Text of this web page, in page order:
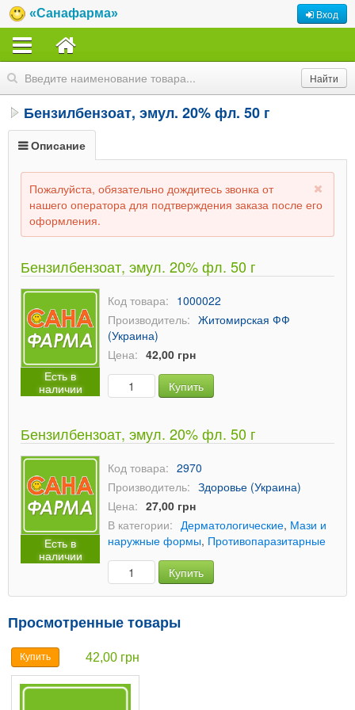
«Санафарма» Вход
Бензилбензоат, эмул. 20% фл. 50 г
Описание
Пожалуйста, обязательно дождитесь звонка от
нашего оператора для подтверждения заказа после его
оформления.
Бензилбензоат, эмул. 20% фл. 50 г
Есть в
наличии
Код товара: 1000022
Производитель: Житомирская ФФ
(Украина)
Цена: 42,00 грн
Купить
Бензилбензоат, эмул. 20% фл. 50 г
Есть в
наличии
Код товара: 2970
Производитель: Здоровье (Украина)
Цена: 27,00 грн
В категории: Дерматологические, Мази и
наружные формы, Противопаразитарные
Купить
Просмотренные товары
Купить 42,00 грн